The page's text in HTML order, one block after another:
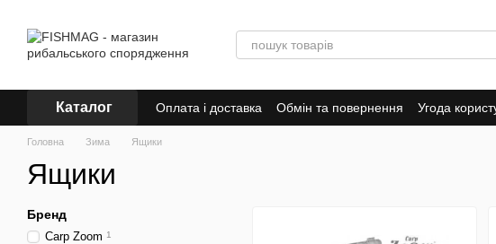
Каталог Оплата і доставка Обмін та повернення Угода
Знижки
Головна Зима Ящики
Ящики
Бренд
Carp Zoom 1